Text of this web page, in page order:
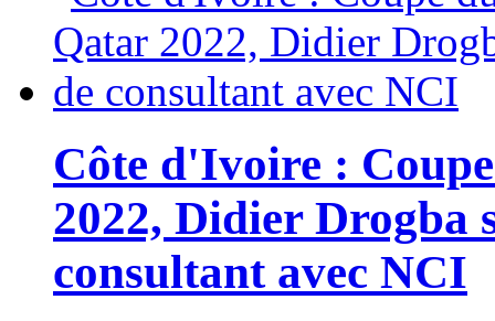
Côte d'Ivoire :
2022, Didier Drogba
consultant avec NCI